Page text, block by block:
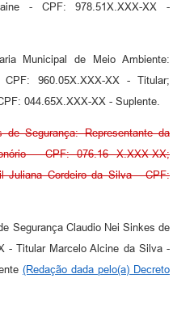
- CPF: 978.51X.XXX-XX -
Municipal de Meio Ambiente:
960.05X.XXX-XX - Titular;
044.65X.XXX-XX - Suplente.
de Segurança: Representante da
- CPF: 076.16 X.XXX-XX;
Juliana Cordeiro da Silva - CPF:
Segurança Claudio Nei Sinkes de
- Titular Marcelo Alcine da Silva -
(Redação dada pelo(a) Decreto